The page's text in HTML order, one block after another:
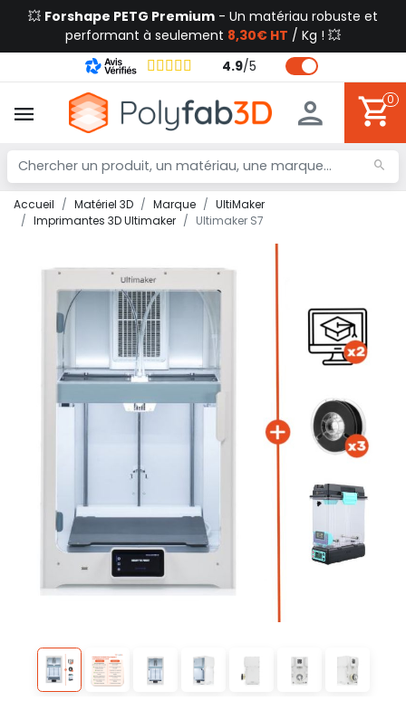
💥 Forshape PETG Premium - Un matériau robuste et
performant à seulement 8,30€ HT / Kg ! 💥
4.9/5
0
Accueil Matériel 3D Marque
UltiMaker
Imprimantes 3D Ultimaker
Ultimaker S7